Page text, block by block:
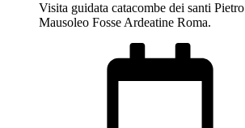
Visita guidata catacombe dei santi
Mausoleo Fosse Ardeatine Roma.